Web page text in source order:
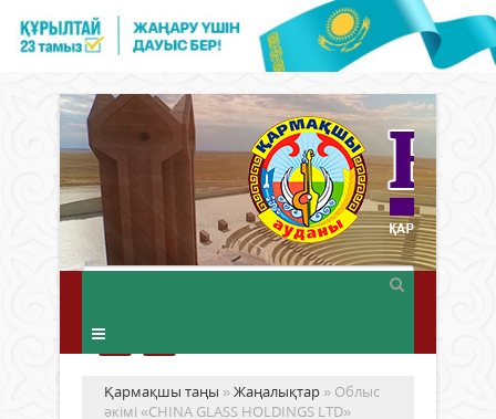
Қармақшы таңы »Жаңалықтар » Облыс
әкімі «CHINA GLASS HOLDINGS LTD»